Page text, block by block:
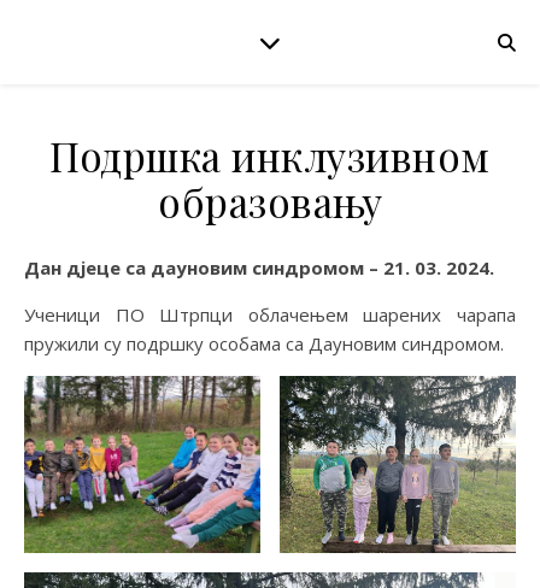
Подршка инклузивном
образовању
Дан дјеце са дауновим синдромом – 21. 03. 2024.
Ученици ПО Штрпци облачењем шарених чарапа
пружили су подршку особама са Дауновим синдромом.